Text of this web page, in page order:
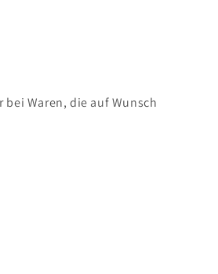
bei Waren, die auf Wunsch